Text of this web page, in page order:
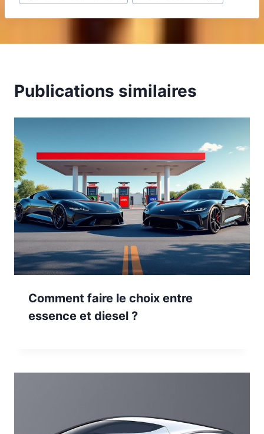
Publications similaires
Comment faire le choix entre
essence et diesel ?